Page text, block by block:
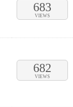
683
VIEWS
682
VIEWS